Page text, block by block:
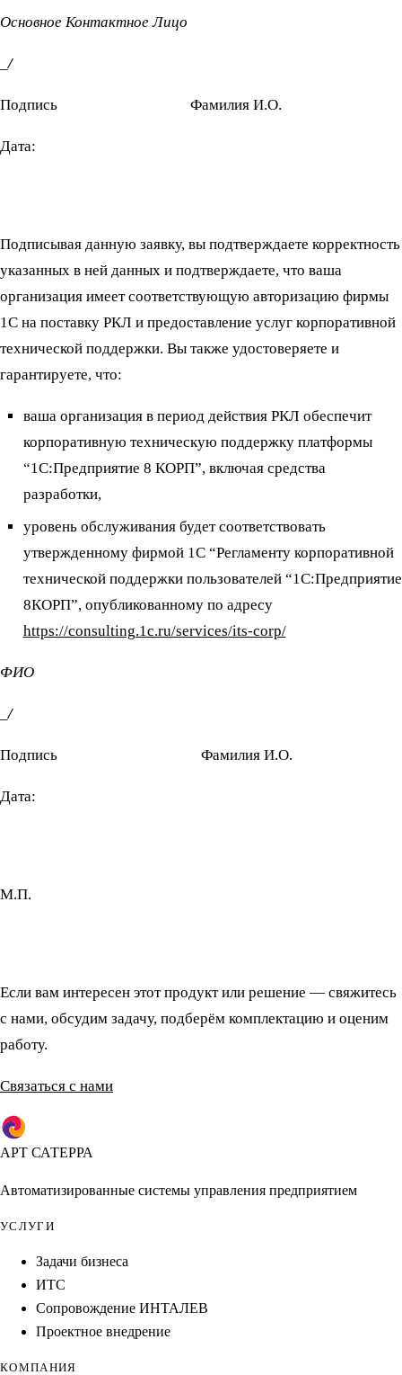
Основное Контактное Лицо
_/
Подпись Фамилия И.О.
Дата:
Подписывая данную заявку, вы подтверждаете корректность
указанных в ней данных и подтверждаете, что ваша
организация имеет соответствующую авторизацию фирмы
1С на поставку РКЛ и предоставление услуг корпоративной
технической поддержки. Вы также удостоверяете и
гарантируете, что:
ваша организация в период действия РКЛ обеспечит
корпоративную техническую поддержку платформы
“1С:Предприятие 8 КОРП”, включая средства
разработки,
уровень обслуживания будет соответствовать
утвержденному фирмой 1С “Регламенту корпоративной
технической поддержки пользователей “1С:Предприятие
8КОРП”, опубликованному по адресу
https://consulting.1c.ru/services/its-corp/
ФИО
_/
Подпись Фамилия И.О.
Дата:
М.П.
Если вам интересен этот продукт или решение — свяжитесь
с нами, обсудим задачу, подберём комплектацию и оценим
работу.
Связаться с нами
АРТ САТЕРРА
Автоматизированные системы управления предприятием
УСЛУГИ
Задачи бизнеса
ИТС
Сопровождение ИНТАЛЕВ
Проектное внедрение
КОМПАНИЯ